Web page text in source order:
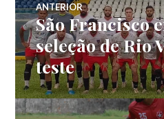
ANTERIOR
São Francisco
seleção de Rio
teste